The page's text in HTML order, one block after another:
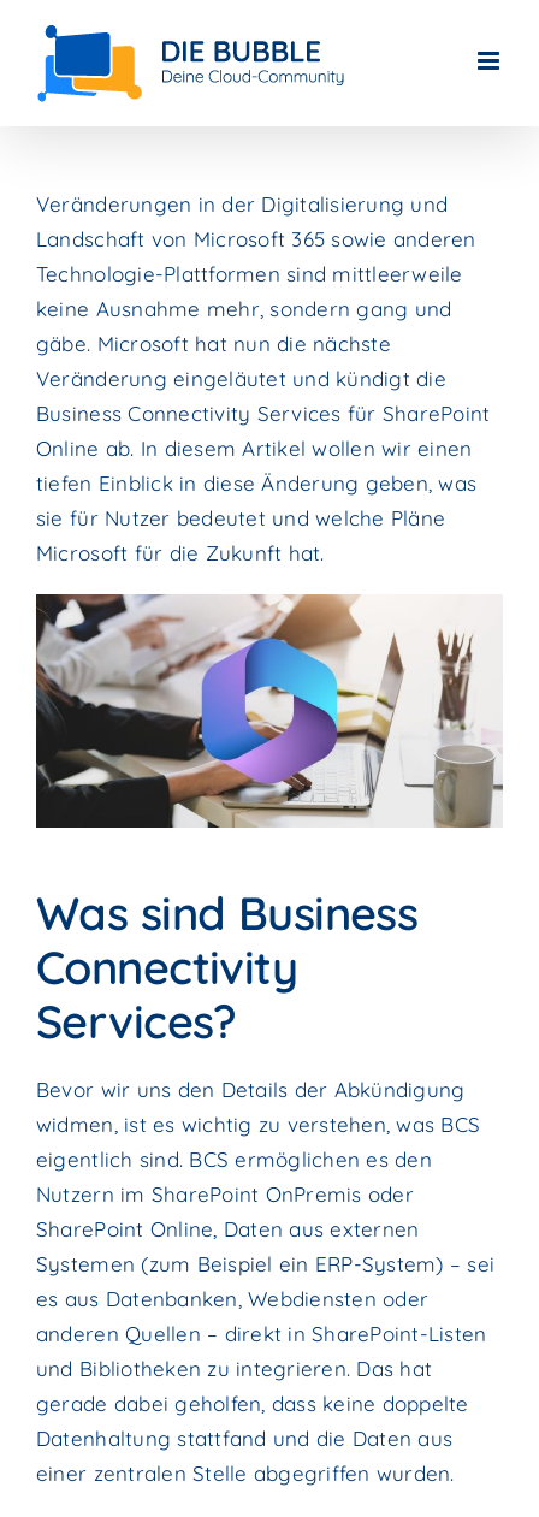
content
Veränderungen in der Digitalisierung und
Landschaft von Microsoft 365 sowie anderen
Technologie-Plattformen sind mittleerweile
keine Ausnahme mehr, sondern gang und
gäbe. Microsoft hat nun die nächste
Veränderung eingeläutet und kündigt die
Business Connectivity Services für SharePoint
Online ab. In diesem Artikel wollen wir einen
tiefen Einblick in diese Änderung geben, was
sie für Nutzer bedeutet und welche Pläne
Microsoft für die Zukunft hat.
Was sind Business
Connectivity
Services?
Bevor wir uns den Details der Abkündigung
widmen, ist es wichtig zu verstehen, was BCS
eigentlich sind. BCS ermöglichen es den
Nutzern im SharePoint OnPremis oder
SharePoint Online, Daten aus externen
Systemen (zum Beispiel ein ERP-System) – sei
es aus Datenbanken, Webdiensten oder
anderen Quellen – direkt in SharePoint-Listen
und Bibliotheken zu integrieren. Das hat
gerade dabei geholfen, dass keine doppelte
Datenhaltung stattfand und die Daten aus
einer zentralen Stelle abgegriffen wurden.